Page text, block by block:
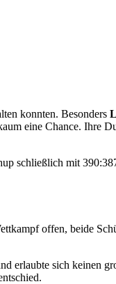
konnten. Besonders
eine Chance. Ihre
schließlich mit
offen, beide
erlaubte sich keinen